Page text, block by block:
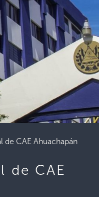
CAE Ahuachapán
de CAE